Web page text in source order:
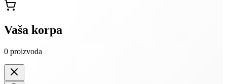
Vaša korpa
0 proizvoda